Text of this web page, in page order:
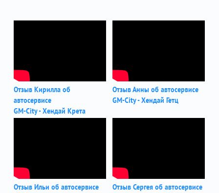
Отзыв Кирилла об
автосервисе
GM-City - Хендай Крета
Отзыв Анны об автосервисе
GM-City - Хендай Гетц
Отзыв Ильи об автосервисе
Отзыв Сергея об автосервисе